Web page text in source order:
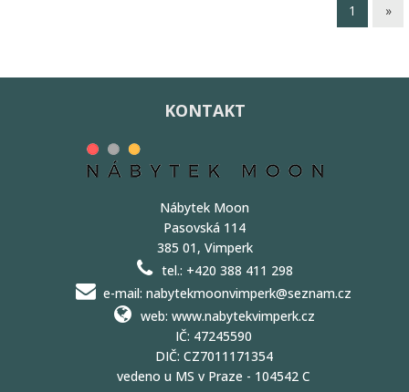
1 »
KONTAKT
Nábytek Moon
Pasovská 114
385 01, Vimperk
tel.: +420 388 411 298
e-mail: nabytekmoonvimperk@seznam.cz
web: www.nabytekvimperk.cz
IČ: 47245590
DIČ: CZ7011171354
vedeno u MS v Praze - 104542 C